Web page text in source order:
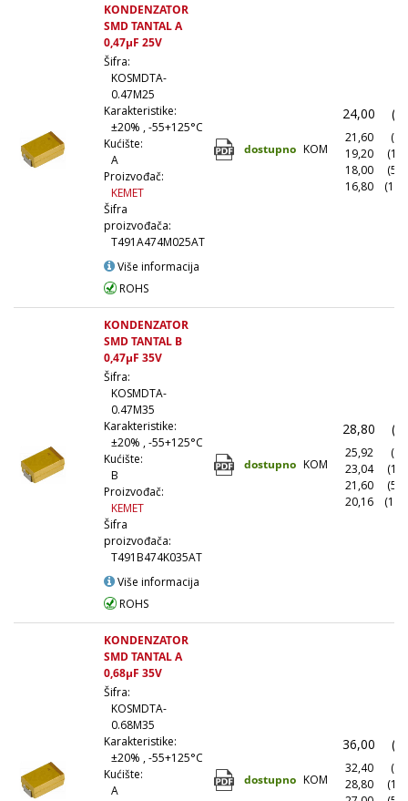
KONDENZATOR
SMD TANTAL A
0,47µF 25V
Šifra:
KOSMDTA-
0.47M25
Karakteristike:
±20% , -55+125°C
Kućište:
A
Proizvođač:
KEMET
Šifra
proizvođača:
T491A474M025AT
Više informacija
ROHS
dostupno KOM
24,00
21,60
19,20
18,00
16,80
KONDENZATOR
SMD TANTAL B
0,47µF 35V
Šifra:
KOSMDTA-
0.47M35
Karakteristike:
±20% , -55+125°C
Kućište:
B
Proizvođač:
KEMET
Šifra
proizvođača:
T491B474K035AT
Više informacija
ROHS
dostupno KOM
28,80
25,92
23,04
21,60
20,16
KONDENZATOR
SMD TANTAL A
0,68µF 35V
Šifra:
KOSMDTA-
0.68M35
Karakteristike:
±20% , -55+125°C
Kućište:
A
dostupno KOM
36,00
32,40
28,80